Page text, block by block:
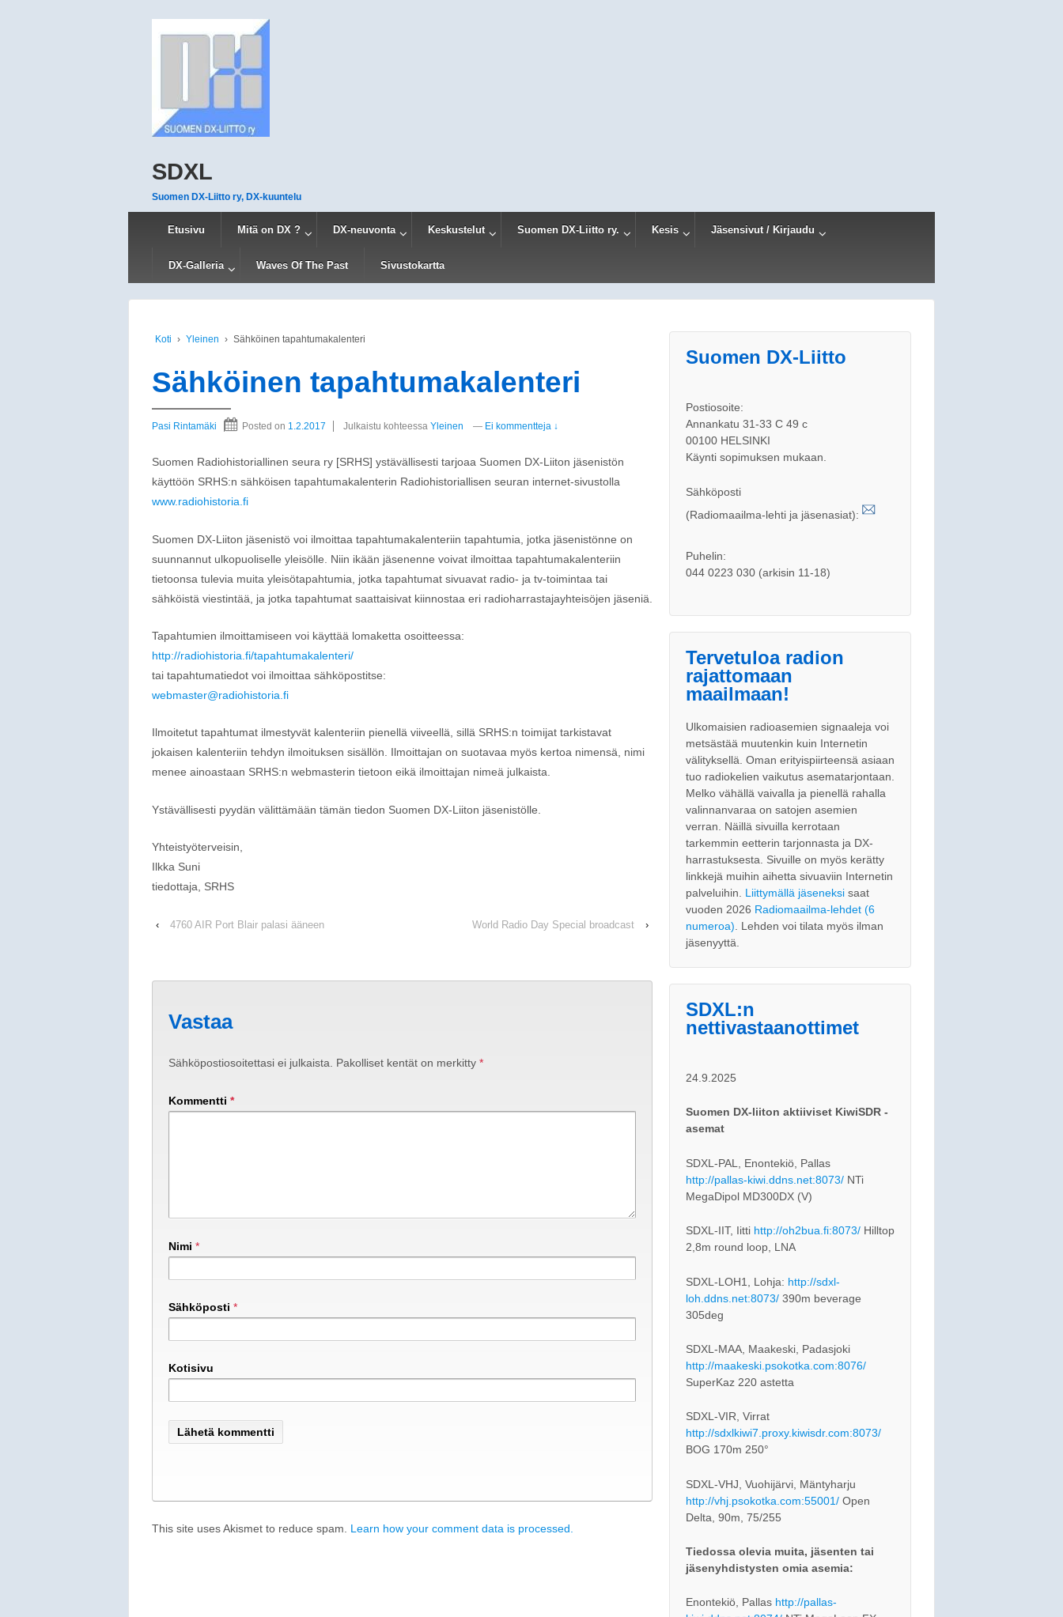
SDXL
Suomen DX-Liitto ry, DX-kuuntelu
Etusivu Mitä on DX ? DX-neuvonta Keskustelut Suomen DX-Liitto ry. Kesis Jäsensivut / Kirjaudu
DX-Galleria Waves Of The Past Sivustokartta
Koti › Yleinen › Sähköinen tapahtumakalenteri
Sähköinen tapahtumakalenteri
Pasi Rintamäki Posted on 1.2.2017 Julkaistu kohteessa Yleinen — Ei kommentteja ↓
Suomen Radiohistoriallinen seura ry [SRHS] ystävällisesti tarjoaa Suomen DX-Liiton jäsenistön
käyttöön SRHS:n sähköisen tapahtumakalenterin Radiohistoriallisen seuran internet-sivustolla
www.radiohistoria.fi
Suomen DX-Liiton jäsenistö voi ilmoittaa tapahtumakalenteriin tapahtumia, jotka jäsenistönne on
suunnannut ulkopuoliselle yleisölle. Niin ikään jäsenenne voivat ilmoittaa tapahtumakalenteriin
tietoonsa tulevia muita yleisötapahtumia, jotka tapahtumat sivuavat radio- ja tv-toimintaa tai
sähköistä viestintää, ja jotka tapahtumat saattaisivat kiinnostaa eri radioharrastajayhteisöjen jäseniä.
Tapahtumien ilmoittamiseen voi käyttää lomaketta osoitteessa:
http://radiohistoria.fi/tapahtumakalenteri/
tai tapahtumatiedot voi ilmoittaa sähköpostitse:
webmaster@radiohistoria.fi
Ilmoitetut tapahtumat ilmestyvät kalenteriin pienellä viiveellä, sillä SRHS:n toimijat tarkistavat
jokaisen kalenteriin tehdyn ilmoituksen sisällön. Ilmoittajan on suotavaa myös kertoa nimensä, nimi
menee ainoastaan SRHS:n webmasterin tietoon eikä ilmoittajan nimeä julkaista.
Ystävällisesti pyydän välittämään tämän tiedon Suomen DX-Liiton jäsenistölle.
Yhteistyöterveisin,
Ilkka Suni
tiedottaja, SRHS
‹ 4760 AIR Port Blair palasi ääneen World Radio Day Special broadcast ›
Vastaa
Sähköpostiosoitettasi ei julkaista. Pakolliset kentät on merkitty *
Kommentti *
Nimi *
Sähköposti *
Kotisivu
This site uses Akismet to reduce spam. Learn how your comment data is processed.
Suomen DX-Liitto
Postiosoite:
Annankatu 31-33 C 49 c
00100 HELSINKI
Käynti sopimuksen mukaan.
Sähköposti
(Radiomaailma-lehti ja jäsenasiat):
Puhelin:
044 0223 030 (arkisin 11-18)
Tervetuloa radion
rajattomaan
maailmaan!
Ulkomaisien radioasemien signaaleja voi
metsästää muutenkin kuin Internetin
välityksellä. Oman erityispiirteensä asiaan
tuo radiokelien vaikutus asematarjontaan.
Melko vähällä vaivalla ja pienellä rahalla
valinnanvaraa on satojen asemien
verran. Näillä sivuilla kerrotaan
tarkemmin eetterin tarjonnasta ja DX-
harrastuksesta. Sivuille on myös kerätty
linkkejä muihin aihetta sivuaviin Internetin
palveluihin. Liittymällä jäseneksi saat
vuoden 2026 Radiomaailma-lehdet (6
numeroa) . Lehden voi tilata myös ilman
jäsenyyttä.
SDXL:n
nettivastaanottimet
24.9.2025
Suomen DX-liiton aktiiviset KiwiSDR -
asemat
SDXL-PAL, Enontekiö, Pallas
http://pallas-kiwi.ddns.net:8073/NTi
MegaDipol MD300DX (V)
SDXL-IIT, Iitti http://oh2bua.fi:8073/Hilltop
2,8m round loop, LNA
SDXL-LOH1, Lohja: http://sdxl-
loh.ddns.net:8073/390m beverage
305deg
SDXL-MAA, Maakeski, Padasjoki
http://maakeski.psokotka.com:8076/
SuperKaz 220 astetta
SDXL-VIR, Virrat
http://sdxlkiwi7.proxy.kiwisdr.com:8073/
BOG 170m 250°
SDXL-VHJ, Vuohijärvi, Mäntyharju
http://vhj.psokotka.com:55001/Open
Delta, 90m, 75/255
Tiedossa olevia muita, jäsenten tai
jäsenyhdistysten omia asemia:
Enontekiö, Pallas http://pallas-